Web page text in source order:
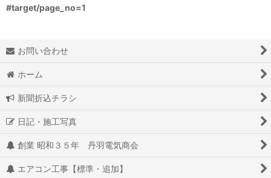
#target/page_no=1
お問い合わせ
ホーム
新聞折込チラシ
日記・施工写真
創業 昭和３５年 丹羽電気商会
エアコン工事【標準・追加】